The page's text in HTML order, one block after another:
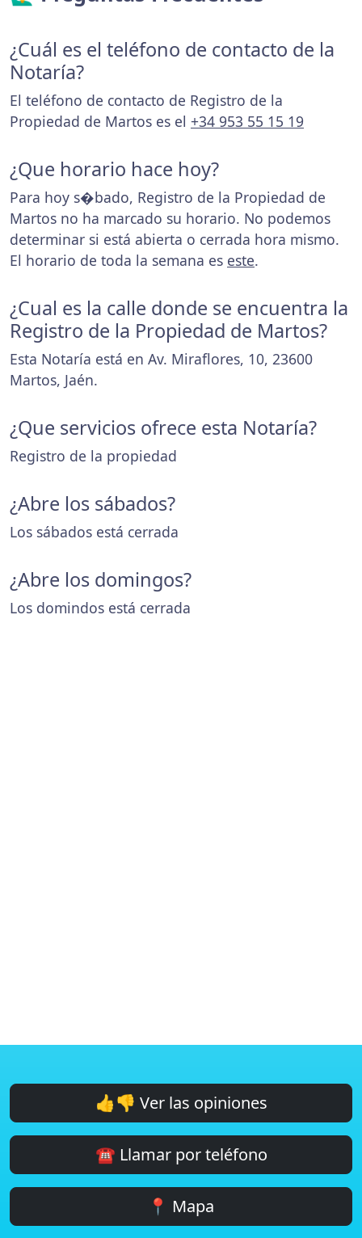
¿Cuál es el teléfono de contacto de la
Notaría?
El teléfono de contacto de Registro de la
Propiedad de Martos es el +34 953 55 15 19
¿Que horario hace hoy?
Para hoy s�bado, Registro de la Propiedad de
Martos no ha marcado su horario. No podemos
determinar si está abierta o cerrada hora mismo.
El horario de toda la semana es este.
¿Cual es la calle donde se encuentra la
Registro de la Propiedad de Martos?
Esta Notaría está en Av. Miraflores, 10, 23600
Martos, Jaén.
¿Que servicios ofrece esta Notaría?
Registro de la propiedad
¿Abre los sábados?
Los sábados está cerrada
¿Abre los domingos?
Los domindos está cerrada
👍👎 Ver las opiniones
☎️ Llamar por teléfono
📍 Mapa